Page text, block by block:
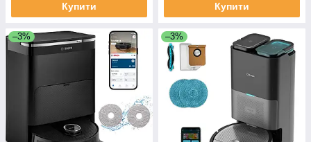
Купити Купити
–3% –3%